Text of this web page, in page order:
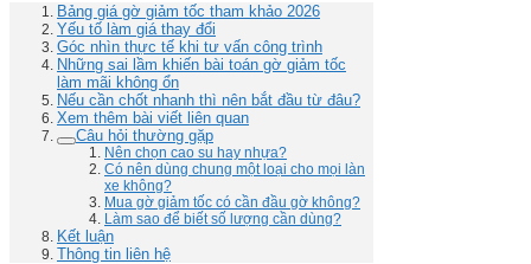
Bảng giá gờ giảm tốc tham khảo 2026
Yếu tố làm giá thay đổi
Góc nhìn thực tế khi tư vấn công trình
Những sai lầm khiến bài toán gờ giảm tốc
làm mãi không ổn
Nếu cần chốt nhanh thì nên bắt đầu từ đâu?
Xem thêm bài viết liên quan
Câu hỏi thường gặp
Nên chọn cao su hay nhựa?
Có nên dùng chung một loại cho mọi làn
xe không?
Mua gờ giảm tốc có cần đầu gờ không?
Làm sao để biết số lượng cần dùng?
Kết luận
Thông tin liên hệ